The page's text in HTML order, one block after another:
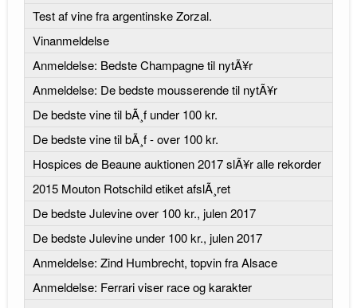
Test af vine fra argentinske Zorzal.
Vinanmeldelse
Anmeldelse: Bedste Champagne til nytÃ¥r
Anmeldelse: De bedste mousserende til nytÃ¥r
De bedste vine til bÃ¸f under 100 kr.
De bedste vine til bÃ¸f - over 100 kr.
Hospices de Beaune auktionen 2017 slÃ¥r alle rekorder
2015 Mouton Rotschild etiket afslÃ¸ret
De bedste Julevine over 100 kr., julen 2017
De bedste Julevine under 100 kr., julen 2017
Anmeldelse: Zind Humbrecht, topvin fra Alsace
Anmeldelse: Ferrari viser race og karakter